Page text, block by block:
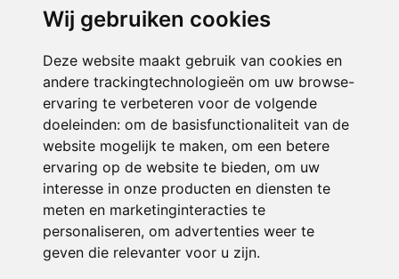
Wij gebruiken cookies
Deze website maakt gebruik van cookies en
andere trackingtechnologieën om uw browse-
ervaring te verbeteren voor de volgende
doeleinden: om de basisfunctionaliteit van de
website mogelijk te maken, om een betere
ervaring op de website te bieden, om uw
interesse in onze producten en diensten te
meten en marketinginteracties te
personaliseren, om advertenties weer te
geven die relevanter voor u zijn.
ONDERDEEL VAN
© 2026 De Regenboog | Alle rechten voorbehouden
Privacy policy|Disclaimer| Klachtenregeling|RSIN en Anbi
voorkeuren